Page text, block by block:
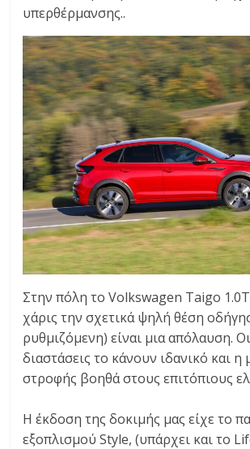
υπερθέρμανσης..
Στην πόλη το Volkswagen Taigo
χάρις την σχετικά ψηλή θέση
ρυθμιζόμενη) είναι μια απόλαυση.
διαστάσεις το κάνουν ιδανικό και η
στροφής βοηθά στους επιτόπιους
Η έκδοση της δοκιμής μας είχε το
εξοπλισμού Style, (υπάρχει και το